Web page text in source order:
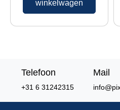
winkelwagen
Telefoon
+31 6 31242315
Mail